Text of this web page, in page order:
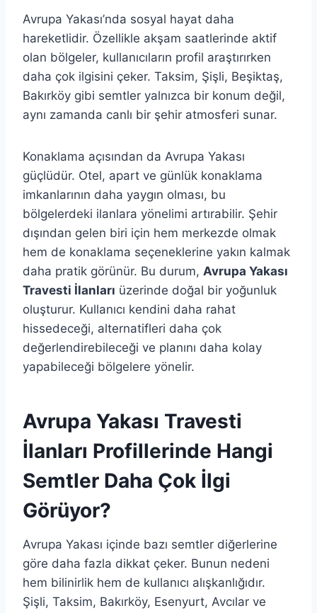
Avrupa Yakası’nda sosyal hayat daha
hareketlidir. Özellikle akşam saatlerinde aktif
olan bölgeler, kullanıcıların profil araştırırken
daha çok ilgisini çeker. Taksim, Şişli, Beşiktaş,
Bakırköy gibi semtler yalnızca bir konum değil,
aynı zamanda canlı bir şehir atmosferi sunar.
Konaklama açısından da Avrupa Yakası
güçlüdür. Otel, apart ve günlük konaklama
imkanlarının daha yaygın olması, bu
bölgelerdeki ilanlara yönelimi artırabilir. Şehir
dışından gelen biri için hem merkezde olmak
hem de konaklama seçeneklerine yakın kalmak
daha pratik görünür. Bu durum, Avrupa Yakası
Travesti İlanları üzerinde doğal bir yoğunluk
oluşturur. Kullanıcı kendini daha rahat
hissedeceği, alternatifleri daha çok
değerlendirebileceği ve planını daha kolay
yapabileceği bölgelere yönelir.
Avrupa Yakası Travesti
İlanları Profillerinde Hangi
Semtler Daha Çok İlgi
Görüyor?
Avrupa Yakası içinde bazı semtler diğerlerine
göre daha fazla dikkat çeker. Bunun nedeni
hem bilinirlik hem de kullanıcı alışkanlığıdır.
Şişli, Taksim, Bakırköy, Esenyurt, Avcılar ve